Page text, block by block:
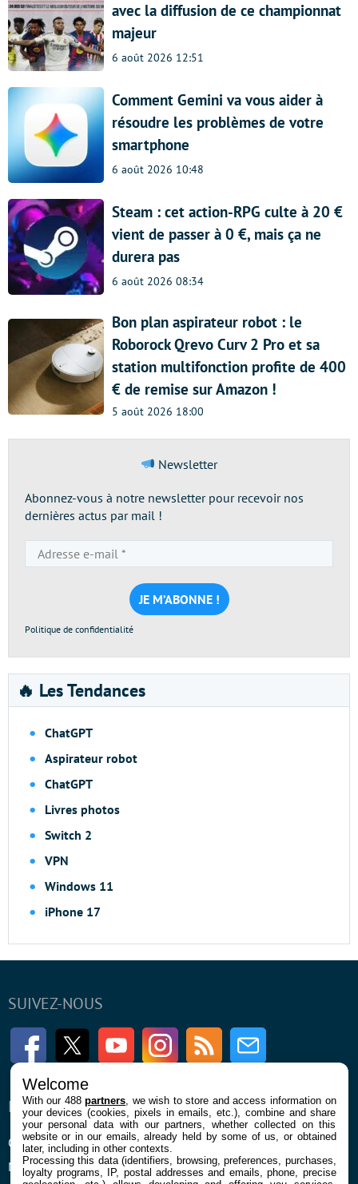
avec la diffusion de ce championnat
majeur
6 août 2026 12:51
Comment Gemini va vous aider à
résoudre les problèmes de votre
smartphone
6 août 2026 10:48
Steam : cet action-RPG culte à 20 €
vient de passer à 0 €, mais ça ne
durera pas
6 août 2026 08:34
Bon plan aspirateur robot : le
Roborock Qrevo Curv 2 Pro et sa
station multifonction profite de 400
€ de remise sur Amazon !
5 août 2026 18:00
Newsletter
Abonnez-vous à notre newsletter pour recevoir nos
dernières actus par mail !
e-
mail
*
Politique de confidentialité
🔥 Les Tendances
ChatGPT
Aspirateur robot
ChatGPT
Livres photos
Switch 2
VPN
Windows 11
iPhone 17
SUIVEZ-NOUS
FacebookTwitter Youtube InstagramRSS Newsletter
ENTREPRISE
Qui sommes nous
Mentions légales et CGU
À PROPOS
La rédaction
Contact
Welcome
With our 488partners , we wish to store and access information on
your devices (cookies, pixels in emails, etc.), combine and share
your personal data with our partners, whether collected on this
website or in our emails, already held by some of us, or obtained
later, including in other contexts.
Processing this data (identifiers, browsing, preferences, purchases,
loyalty programs, IP, postal addresses and emails, phone, precise